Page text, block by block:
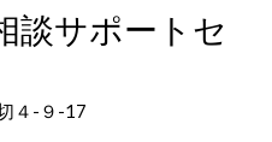
談サポートセ
４-９-17